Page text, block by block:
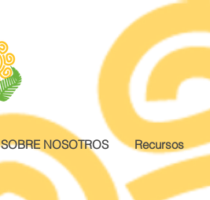
SOBRE NOSOTROS Recursos